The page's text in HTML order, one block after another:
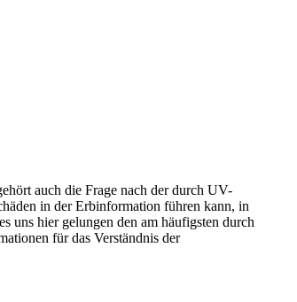
auch die Frage nach der durch UV-
in der Erbinformation führen kann, in
uns hier gelungen den am häufigsten durch
für das Verständnis der